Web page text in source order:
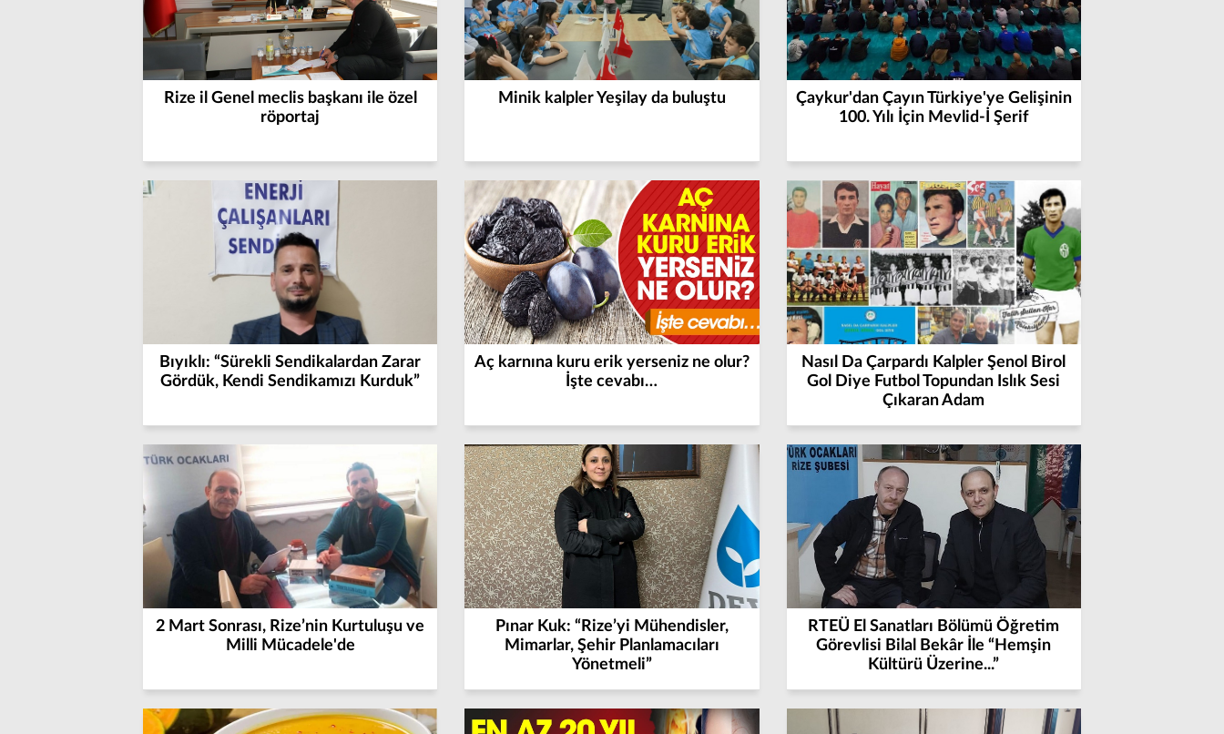
Rize il Genel meclis başkanı ile özel
röportaj
Minik kalpler Yeşilay da buluştu
Çaykur'dan Çayın Türkiye'ye Gelişinin
100. Yılı İçin Mevlid-İ Şerif
Bıyıklı: “Sürekli Sendikalardan Zarar
Gördük, Kendi Sendikamızı Kurduk”
Aç karnına kuru erik yerseniz ne olur?
İşte cevabı…
Nasıl Da Çarpardı Kalpler Şenol Birol
Gol Diye Futbol Topundan Islık Sesi
Çıkaran Adam
2 Mart Sonrası, Rize’nin Kurtuluşu ve
Milli Mücadele'de
Pınar Kuk: “Rize’yi Mühendisler,
Mimarlar, Şehir Planlamacıları
Yönetmeli”
RTEÜ El Sanatları Bölümü Öğretim
Görevlisi Bilal Bekâr İle “Hemşin
Kültürü Üzerine...”